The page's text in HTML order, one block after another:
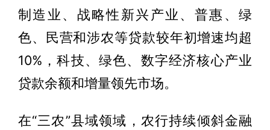
制造业、战略性新兴产业、普惠、绿
色、民营和涉农等贷款较年初增速均超
10%，科技、绿色、数字经济核心产业
贷款余额和增量领先市场。
在“三农”县域领域，农行持续倾斜金融